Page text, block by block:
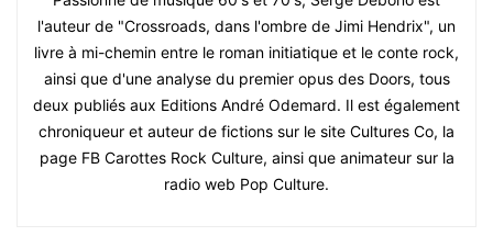
l'auteur de "Crossroads, dans l'ombre de Jimi Hendrix", un
livre à mi-chemin entre le roman initiatique et le conte rock,
ainsi que d'une analyse du premier opus des Doors, tous
deux publiés aux Editions André Odemard. Il est également
chroniqueur et auteur de fictions sur le site Cultures Co, la
page FB Carottes Rock Culture, ainsi que animateur sur la
radio web Pop Culture.